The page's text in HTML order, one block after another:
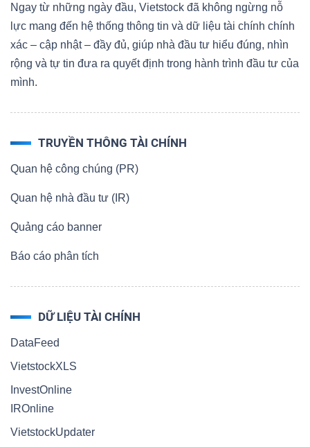
Ngay từ những ngày đầu, Vietstock đã không ngừng nỗ
lực mang đến hệ thống thông tin và dữ liệu tài chính chính
xác – cập nhật – đầy đủ, giúp nhà đầu tư hiểu đúng, nhìn
rộng và tự tin đưa ra quyết định trong hành trình đầu tư của
mình.
TRUYỀN THÔNG TÀI CHÍNH
Quan hệ công chúng (PR)
Quan hệ nhà đầu tư (IR)
Quảng cáo banner
Báo cáo phân tích
DỮ LIỆU TÀI CHÍNH
DataFeed
VietstockXLS
InvestOnline
IROnline
VietstockUpdater